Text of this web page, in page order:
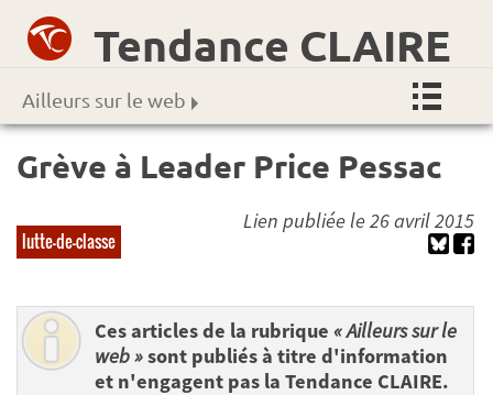
Tendance CLAIRE
Ailleurs sur le web
Grève à Leader Price Pessac
lutte-de-classe
Lien publiée le 26 avril 2015
Ces articles de la rubrique « Ailleurs sur le
web »sont publiés à titre d'information
et n'engagent pas la Tendance CLAIRE.